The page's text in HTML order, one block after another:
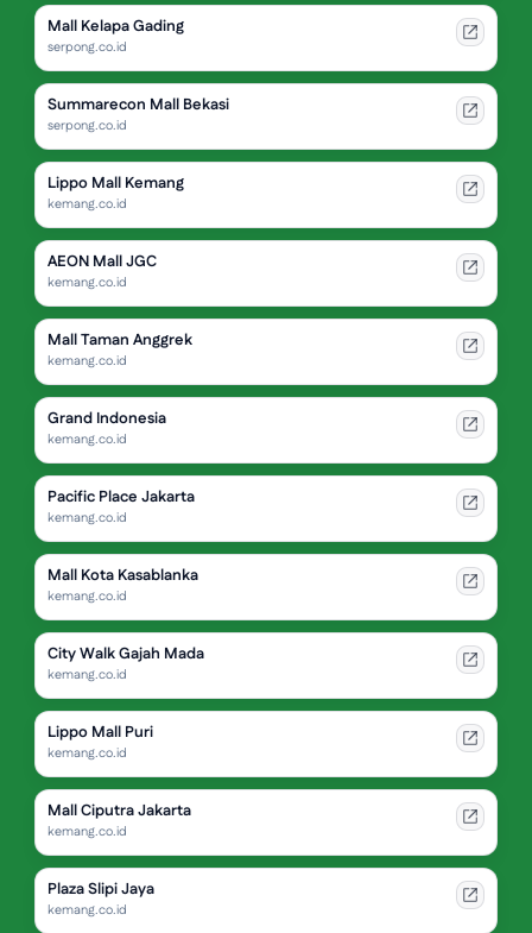
Mall Kelapa Gading
serpong.co.id
Summarecon Mall Bekasi
serpong.co.id
Lippo Mall Kemang
kemang.co.id
AEON Mall JGC
kemang.co.id
Mall Taman Anggrek
kemang.co.id
Grand Indonesia
kemang.co.id
Pacific Place Jakarta
kemang.co.id
Mall Kota Kasablanka
kemang.co.id
City Walk Gajah Mada
kemang.co.id
Lippo Mall Puri
kemang.co.id
Mall Ciputra Jakarta
kemang.co.id
Plaza Slipi Jaya
kemang.co.id